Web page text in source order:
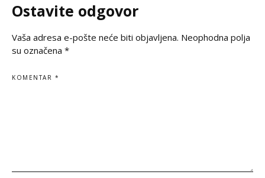
dostojanstveno odaje počast
Ostavite odgovor
Vaša adresa e-pošte neće biti objavljena. Neophodna polja
su označena *
KOMENTAR *